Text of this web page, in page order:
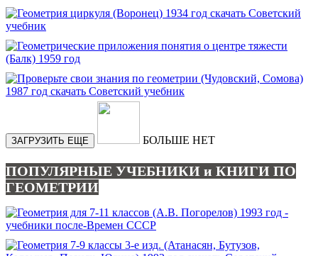
ЗАГРУЗИТЬ ЕЩЕ БОЛЬШЕ НЕТ
ПОПУЛЯРНЫЕ УЧЕБНИКИ и КНИГИ ПО
ГЕОМЕТРИИ